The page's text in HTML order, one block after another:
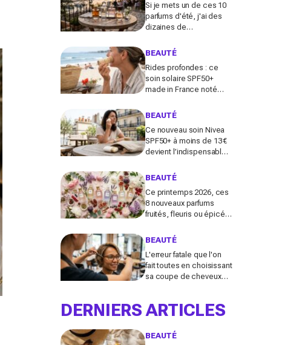
Si je mets un de ces 10
parfums d'été, j'ai des
dizaines de
journée
BEAUTÉ
Rides profondes : ce
soin solaire SPF50+
made in France noté
de freiner leur apparition
BEAUTÉ
Ce nouveau soin Nivea
SPF50+ à moins de 13 €
devient l’indispensable
pour éviter les dégâts du
BEAUTÉ
Ce printemps 2026, ces
8 nouveaux parfums
fruités, fleuris ou épicés
Guerlain vont booster
BEAUTÉ
L'erreur fatale que l'on
fait toutes en choisissant
sa coupe de cheveux
DERNIERS ARTICLES
BEAUTÉ